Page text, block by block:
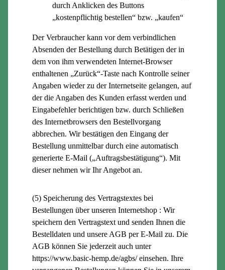
durch Anklicken des Buttons
„kostenpflichtig bestellen“ bzw. „kaufen“
Der Verbraucher kann vor dem verbindlichen
Absenden der Bestellung durch Betätigen der in
dem von ihm verwendeten Internet-Browser
enthaltenen „Zurück“-Taste nach Kontrolle seiner
Angaben wieder zu der Internetseite gelangen, auf
der die Angaben des Kunden erfasst werden und
Eingabefehler berichtigen bzw. durch Schließen
des Internetbrowsers den Bestellvorgang
abbrechen. Wir bestätigen den Eingang der
Bestellung unmittelbar durch eine automatisch
generierte E-Mail („Auftragsbestätigung“). Mit
dieser nehmen wir Ihr Angebot an.
(5) Speicherung des Vertragstextes bei
Bestellungen über unseren Internetshop : Wir
speichern den Vertragstext und senden Ihnen die
Bestelldaten und unsere AGB per E-Mail zu. Die
AGB können Sie jederzeit auch unter
https://www.basic-hemp.de/agbs/ einsehen. Ihre